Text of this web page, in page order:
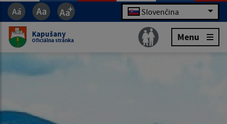
Slovenčina
Kapušany
Oficiálna stránka Menu